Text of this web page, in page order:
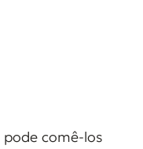
pode comê-los